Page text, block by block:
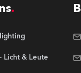
Licht & Leute